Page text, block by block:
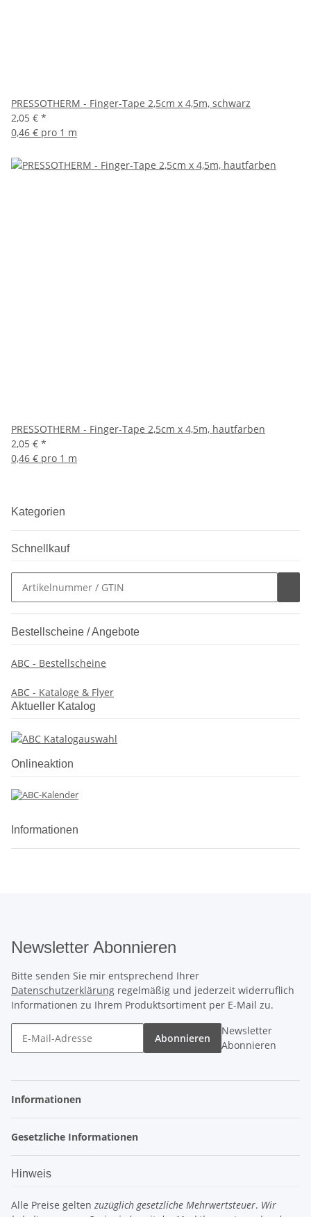
PRESSOTHERM - Finger-Tape 2,5cm x 4,5m, schwarz
2,05 € *
0,46 € pro 1 m
PRESSOTHERM - Finger-Tape 2,5cm x 4,5m, hautfarben
2,05 € *
0,46 € pro 1 m
Kategorien
Schnellkauf
Bestellscheine / Angebote
ABC - Bestellscheine
ABC - Kataloge & Flyer
Aktueller Katalog
Onlineaktion
Informationen
Newsletter Abonnieren
Bitte senden Sie mir entsprechend Ihrer
Datenschutzerklärung regelmäßig und jederzeit widerruflich
Informationen zu Ihrem Produktsortiment per E-Mail zu.
Abonnieren
Newsletter
Abonnieren
Informationen
Gesetzliche Informationen
Hinweis
Alle Preise gelten zuzüglich gesetzliche Mehrwertsteuer. Wir